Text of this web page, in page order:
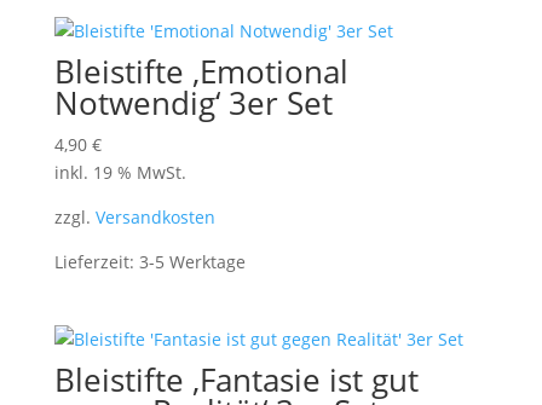
Bleistifte ‚Emotional
Notwendig‘ 3er Set
4,90 €
inkl. 19 % MwSt.
zzgl. Versandkosten
Lieferzeit: 3-5 Werktage
Bleistifte ‚Fantasie ist gut